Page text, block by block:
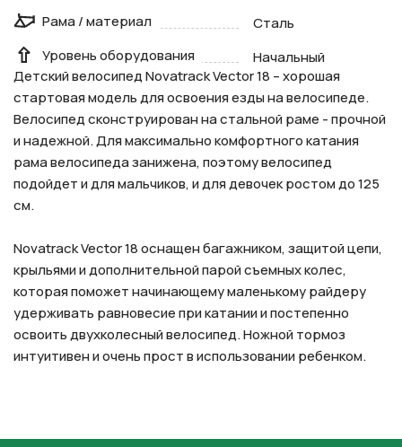
Рама / материал
Сталь
Уровень оборудования
Начальный
Детский велосипед Novatrack Vector 18 – хорошая
стартовая модель для освоения езды на велосипеде.
Велосипед сконструирован на стальной раме - прочной
и надежной. Для максимально комфортного катания
рама велосипеда занижена, поэтому велосипед
подойдет и для мальчиков, и для девочек ростом до 125
см.
Novatrack Vector 18 оснащен багажником, защитой цепи,
крыльями и дополнительной парой съемных колес,
которая поможет начинающему маленькому райдеру
удерживать равновесие при катании и постепенно
освоить двухколесный велосипед. Ножной тормоз
интуитивен и очень прост в использовании ребенком.